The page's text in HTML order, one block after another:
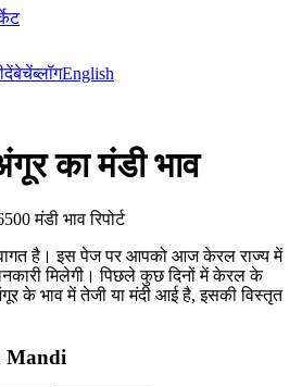
बेचेंब्लॉगEnglish
का मंडी भाव
500 मंडी भाव रिपोर्ट
है। इस पेज पर आपको आज केरल राज्य में
मिलेगी। पिछले कुछ दिनों में केरल के
के भाव में तेजी या मंदी आई है, इसकी विस्तृत
Mandi